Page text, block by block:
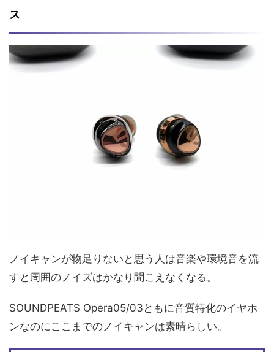
ス
ノイキャンが物足りないと思う人は音楽や環境音を流
すと周囲のノイズはかなり聞こえなくなる。
SOUNDPEATS Opera05/03ともに音質特化のイヤホ
ンなのにここまでのノイキャンは素晴らしい。